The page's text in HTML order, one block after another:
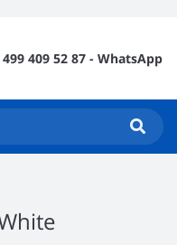
499 409 52 87 - WhatsApp